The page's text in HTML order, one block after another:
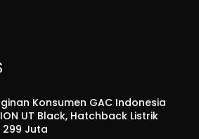
Konsumen GAC Indonesia
UT Black, Hatchback Listrik
299 Juta